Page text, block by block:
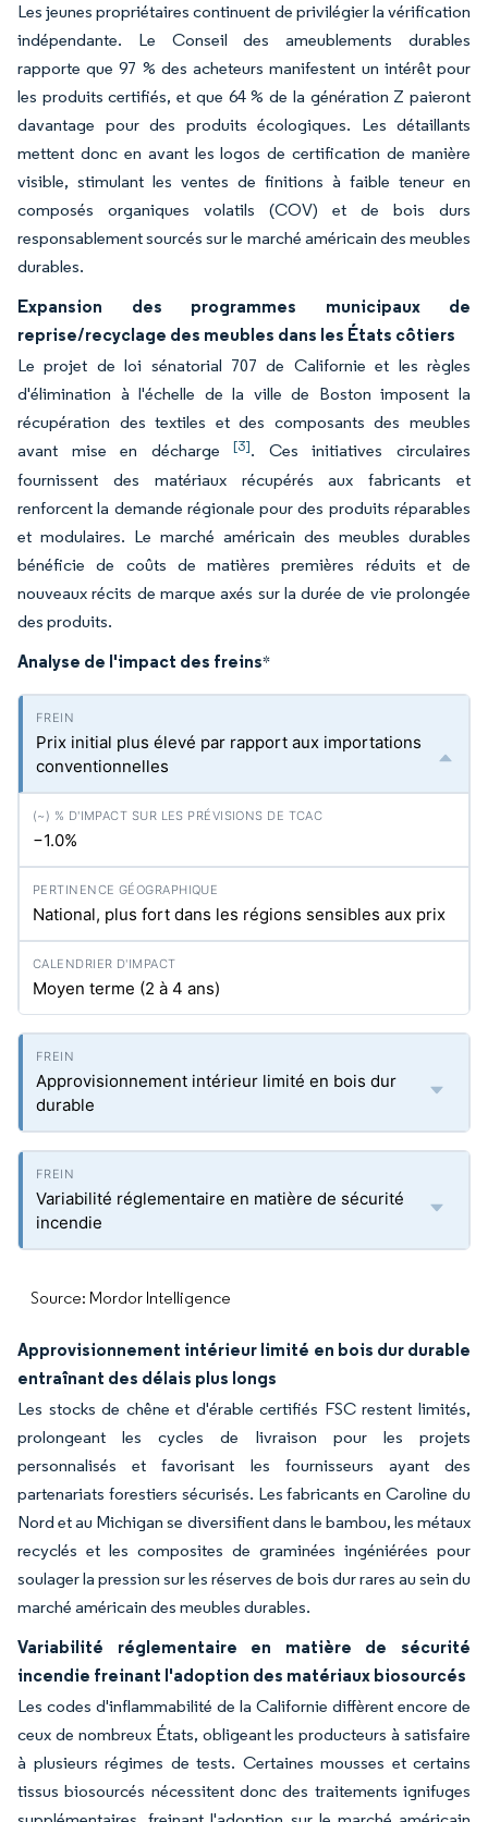
Les jeunes propriétaires continuent de privilégier la vérification
indépendante. Le Conseil des ameublements durables
rapporte que 97 % des acheteurs manifestent un intérêt pour
les produits certifiés, et que 64 % de la génération Z paieront
davantage pour des produits écologiques. Les détaillants
mettent donc en avant les logos de certification de manière
visible, stimulant les ventes de finitions à faible teneur en
composés organiques volatils (COV) et de bois durs
responsablement sourcés sur le marché américain des meubles
durables.
Expansion des programmes municipaux de
reprise/recyclage des meubles dans les États côtiers
Le projet de loi sénatorial 707 de Californie et les règles
d'élimination à l'échelle de la ville de Boston imposent la
récupération des textiles et des composants des meubles
avant mise en décharge[3]. Ces initiatives circulaires
fournissent des matériaux récupérés aux fabricants et
renforcent la demande régionale pour des produits réparables
et modulaires. Le marché américain des meubles durables
bénéficie de coûts de matières premières réduits et de
nouveaux récits de marque axés sur la durée de vie prolongée
des produits.
Analyse de l'impact des freins*
Prix initial plus élevé par rapport aux importations
conventionnelles
−1.0%
National, plus fort dans les régions sensibles aux prix
Moyen terme (2 à 4 ans)
Approvisionnement intérieur limité en bois dur
durable
Variabilité réglementaire en matière de sécurité
incendie
Source: Mordor Intelligence
Approvisionnement intérieur limité en bois dur durable
entraînant des délais plus longs
Les stocks de chêne et d'érable certifiés FSC restent limités,
prolongeant les cycles de livraison pour les projets
personnalisés et favorisant les fournisseurs ayant des
partenariats forestiers sécurisés. Les fabricants en Caroline du
Nord et au Michigan se diversifient dans le bambou, les métaux
recyclés et les composites de graminées ingéniérées pour
soulager la pression sur les réserves de bois dur rares au sein du
marché américain des meubles durables.
Variabilité réglementaire en matière de sécurité
incendie freinant l'adoption des matériaux biosourcés
Les codes d'inflammabilité de la Californie diffèrent encore de
ceux de nombreux États, obligeant les producteurs à satisfaire
à plusieurs régimes de tests. Certaines mousses et certains
tissus biosourcés nécessitent donc des traitements ignifuges